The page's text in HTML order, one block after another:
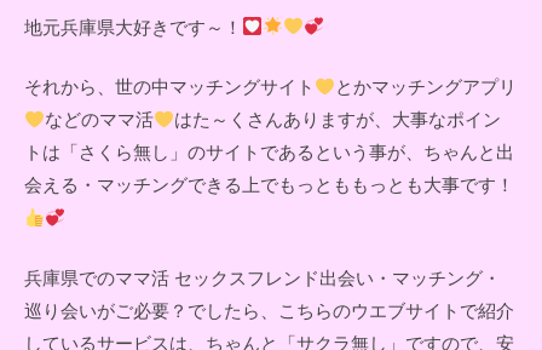
地元兵庫県大好きです～！
それから、世の中マッチングサイト
とかマッチングアプリ
などのママ活
はた～くさんありますが、大事なポイン
トは「さくら無し」のサイトであるという事が、ちゃんと出
会える・マッチングできる上でもっとももっとも大事です！
兵庫県でのママ活 セックスフレンド出会い・マッチング・
巡り会いがご必要？でしたら、こちらのウエブサイトで紹介
しているサービスは、ちゃんと「サクラ無し」ですので、安